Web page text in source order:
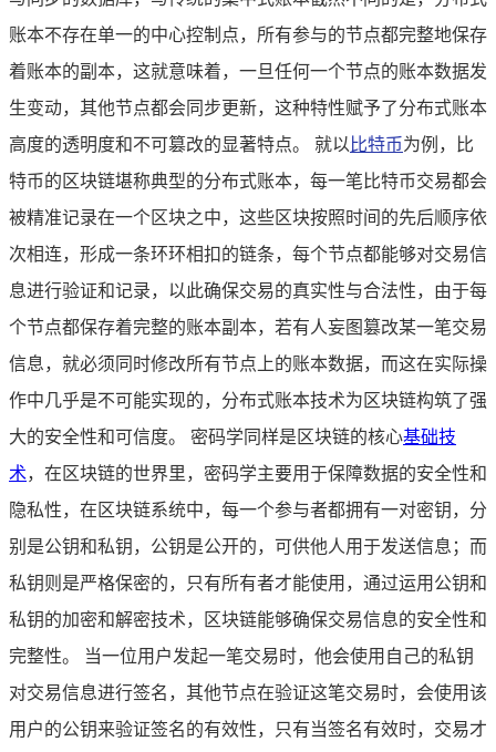
账本不存在单一的中心控制点，所有参与的节点都完整地保存
着账本的副本，这就意味着，一旦任何一个节点的账本数据发
生变动，其他节点都会同步更新，这种特性赋予了分布式账本
高度的透明度和不可篡改的显著特点。 就以 比特币为例，比
特币的区块链堪称典型的分布式账本，每一笔比特币交易都会
被精准记录在一个区块之中，这些区块按照时间的先后顺序依
次相连，形成一条环环相扣的链条，每个节点都能够对交易信
息进行验证和记录，以此确保交易的真实性与合法性，由于每
个节点都保存着完整的账本副本，若有人妄图篡改某一笔交易
信息，就必须同时修改所有节点上的账本数据，而这在实际操
作中几乎是不可能实现的，分布式账本技术为区块链构筑了强
大的安全性和可信度。 密码学同样是区块链的核心基础技
术，在区块链的世界里，密码学主要用于保障数据的安全性和
隐私性，在区块链系统中，每一个参与者都拥有一对密钥，分
别是公钥和私钥，公钥是公开的，可供他人用于发送信息；而
私钥则是严格保密的，只有所有者才能使用，通过运用公钥和
私钥的加密和解密技术，区块链能够确保交易信息的安全性和
完整性。 当一位用户发起一笔交易时，他会使用自己的私钥
对交易信息进行签名，其他节点在验证这笔交易时，会使用该
用户的公钥来验证签名的有效性，只有当签名有效时，交易才